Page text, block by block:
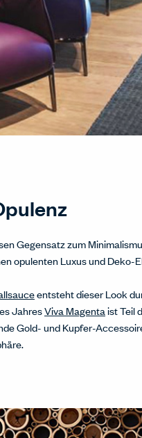
Gegensatz zum
opulenten Luxus und Deko-
entsteht dieser Look
JahresViva Magentaist Teil
Gold- und Kupfer-